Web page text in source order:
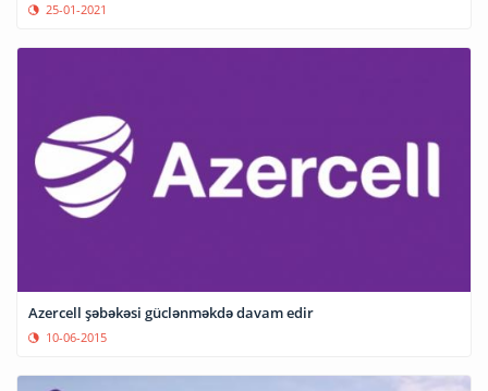
25-01-2021
Azercell şəbəkəsi güclənməkdə davam edir
10-06-2015